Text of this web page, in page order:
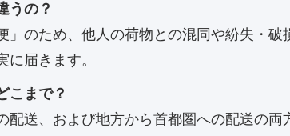
うの？
のため、他人の荷物との混同や紛失・破
届きます。
こまで？
送、および地方から首都圏への配送の両